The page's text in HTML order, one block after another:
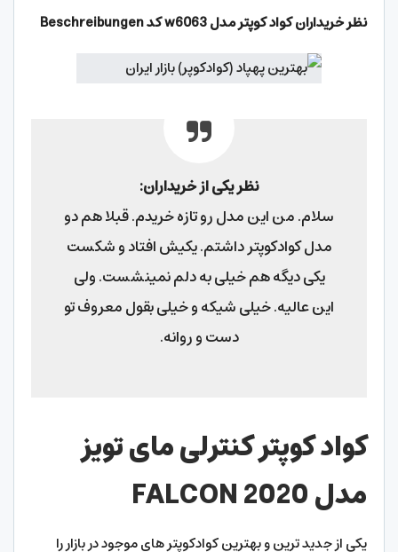
نظر خریداران کواد کوپتر مدلw6063 کد Beschreibungen
نظر یکی از خریداران:
سلام. من این مدل رو تازه خریدم. قبلا هم دو
مدل کوادکوپتر داشتم. یکیش افتاد و شکست
یکی دیگه هم خیلی به دلم نمینشست. ولی
این عالیه. خیلی شیکه و خیلی بقول معروف تو
دست و روانه.
کواد کوپتر کنترلی مای تویز
مدلFALCON 2020
یکی از جدید ترین و بهترین کوادکوپتر های موجود در بازار را